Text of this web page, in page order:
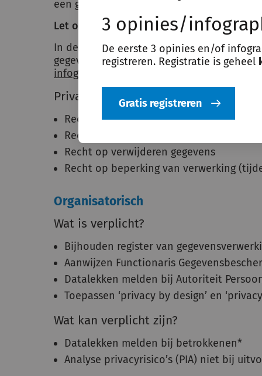
3 opinies/
De eerste 3 opinies en/of
registreren. Registratie is geheel
Gratis registreren
een gesprek.
Let op!
In de relatie gemeente-cliënt is het
gegeven is. Dan is toestemming niet
infographic
Privacyrechten cliënt:
Recht op inzage, inclusief verkrijgen
Recht op correctie en aanvulling
Recht op verwijderen gegevens
Recht op beperking van verwerking
Organisatorisch
Wat is verplicht?
Bijhouden register van
Aanwijzen Functionaris
Datalekken melden bij Autoriteit
Toepassen ‘privacy by design’ en
Wat kan verplicht zijn?
Datalekken melden bij betrokkenen*
Analyse privacyrisico’s (PIA) niet bij